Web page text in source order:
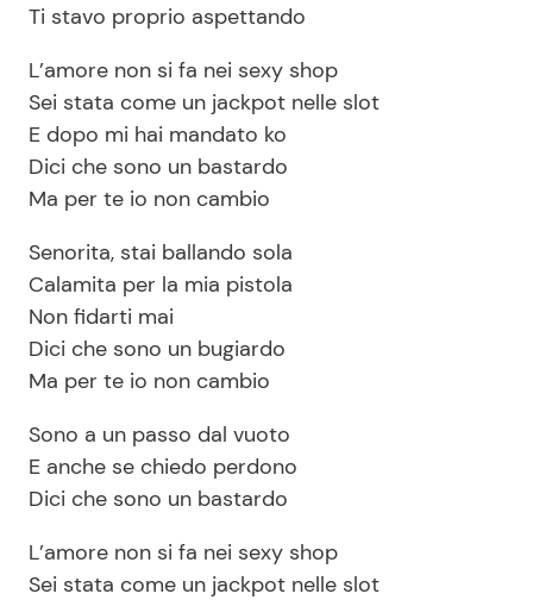
Ti stavo proprio aspettando
L’amore non si fa nei sexy shop
Sei stata come un jackpot nelle slot
E dopo mi hai mandato ko
Dici che sono un bastardo
Ma per te io non cambio
Senorita, stai ballando sola
Calamita per la mia pistola
Non fidarti mai
Dici che sono un bugiardo
Ma per te io non cambio
Sono a un passo dal vuoto
E anche se chiedo perdono
Dici che sono un bastardo
L’amore non si fa nei sexy shop
Sei stata come un jackpot nelle slot